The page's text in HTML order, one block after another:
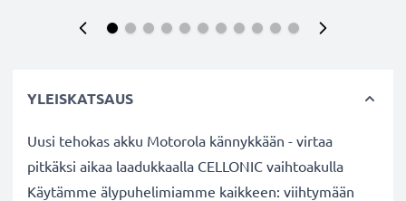
YLEISKATSAUS
Uusi tehokas akku Motorola kännykkään - virtaa
pitkäksi aikaa laadukkaalla CELLONIC vaihtoakulla
Käytämme älypuhelimiamme kaikkeen: viihtymään